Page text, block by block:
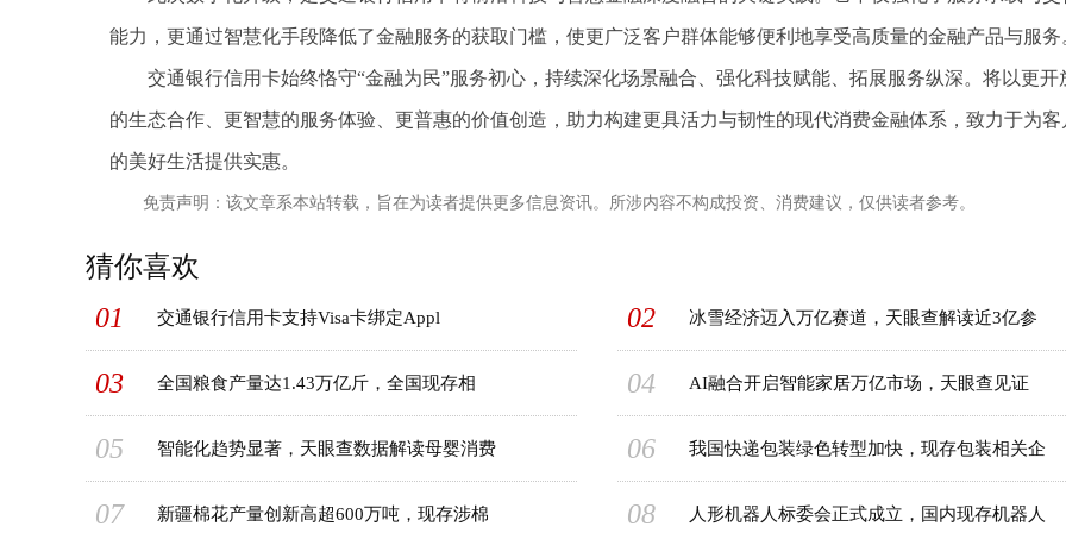
能力，更通过智慧化手段降低了金融服务的获取门槛，使更广泛客户群体能够便利地享受高质量的金融产品与服务
交通银行信用卡始终恪守“金融为民”服务初心，持续深化场景融合、强化科技赋能、拓展服务纵深。将以更开
的生态合作、更智慧的服务体验、更普惠的价值创造，助力构建更具活力与韧性的现代消费金融体系，致力于为客
的美好生活提供实惠。
免责声明：该文章系本站转载，旨在为读者提供更多信息资讯。所涉内容不构成投资、消费建议，仅供读者参考。
猜你喜欢
01
交通银行信用卡支持Visa卡绑定Appl 02 冰雪经济迈入万亿赛道，天眼查解读近3亿参
03 全国粮食产量达1.43万亿斤，全国现存相 04 AI融合开启智能家居万亿市场，天眼查见证
05 智能化趋势显著，天眼查数据解读母婴消费 06 我国快递包装绿色转型加快，现存包装相关企
07 新疆棉花产量创新高超600万吨，现存涉棉 08 人形机器人标委会正式成立，国内现存机器人